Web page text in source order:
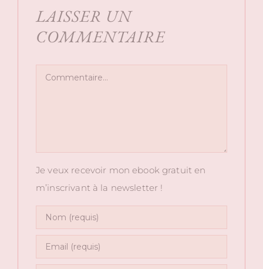
LAISSER UN
COMMENTAIRE
Commentaire
Je veux recevoir mon ebook gratuit en
m’inscrivant à la newsletter !